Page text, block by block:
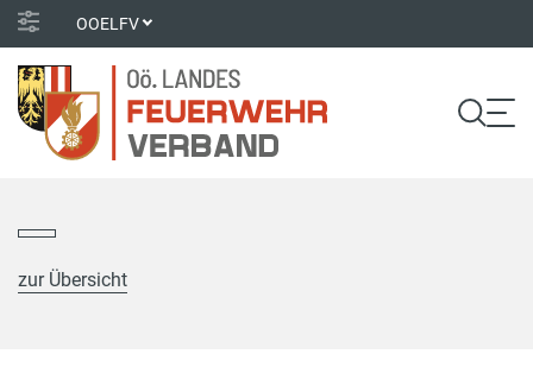
OOELFV
zur Übersicht